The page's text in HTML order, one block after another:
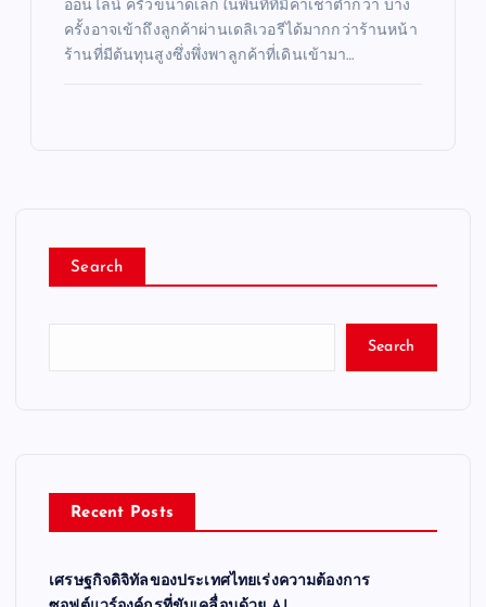
ออนไลน์ ครัวขนาดเล็กในพื้นที่ที่มีค่าเช่าต่ำกว่า บาง
ครั้งอาจเข้าถึงลูกค้าผ่านเดลิเวอรีได้มากกว่าร้านหน้า
ร้านที่มีต้นทุนสูงซึ่งพึ่งพาลูกค้าที่เดินเข้ามา…
Search
Search
Recent Posts
เศรษฐกิจดิจิทัลของประเทศไทยเร่งความต้องการ